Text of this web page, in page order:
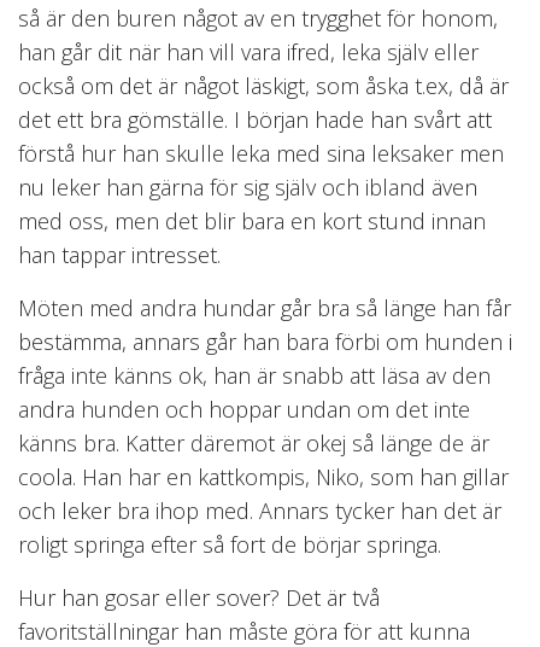
så är den buren något av en trygghet för honom,
han går dit när han vill vara ifred, leka själv eller
också om det är något läskigt, som åska t.ex, då är
det ett bra gömställe. I början hade han svårt att
förstå hur han skulle leka med sina leksaker men
nu leker han gärna för sig själv och ibland även
med oss, men det blir bara en kort stund innan
han tappar intresset.
Möten med andra hundar går bra så länge han får
bestämma, annars går han bara förbi om hunden i
fråga inte känns ok, han är snabb att läsa av den
andra hunden och hoppar undan om det inte
känns bra. Katter däremot är okej så länge de är
coola. Han har en kattkompis, Niko, som han gillar
och leker bra ihop med. Annars tycker han det är
roligt springa efter så fort de börjar springa.
Hur han gosar eller sover? Det är två
favoritställningar han måste göra för att kunna